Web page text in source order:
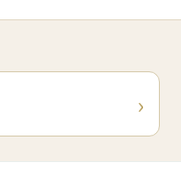
›